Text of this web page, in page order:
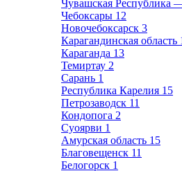
Чувашская Республика
Чебоксары 12
Новочебоксарск 3
Карагандинская область
Караганда 13
Темиртау 2
Сарань 1
Республика Карелия 15
Петрозаводск 11
Кондопога 2
Суоярви 1
Амурская область 15
Благовещенск 11
Белогорск 1